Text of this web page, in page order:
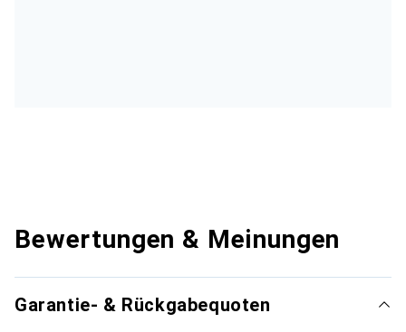
Bewertungen & Meinungen
Garantie- & Rückgabequoten